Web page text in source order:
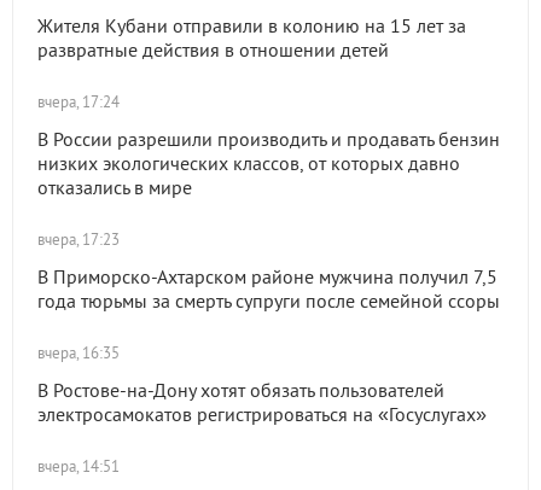
Жителя Кубани отправили в колонию на 15 лет за
развратные действия в отношении детей
вчера, 17:24
В России разрешили производить и продавать бензин
низких экологических классов, от которых давно
отказались в мире
вчера, 17:23
В Приморско-Ахтарском районе мужчина получил 7,5
года тюрьмы за смерть супруги после семейной ссоры
вчера, 16:35
В Ростове-на-Дону хотят обязать пользователей
электросамокатов регистрироваться на «Госуслугах»
вчера, 14:51